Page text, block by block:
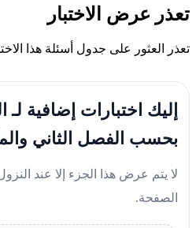
تعذر عرض الاختبار
تعذر العثور على جدول أسئلة هذا
إليك اختبارات إضافية
بحسب الفصل الثاني
لا يتم عرض هذا الجزء إلا عند
الصفحة.